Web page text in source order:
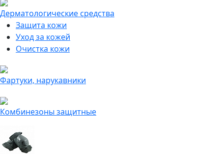
Дерматологические средства
Защита кожи
Уход за кожей
Очистка кожи
Фартуки, нарукавники
Комбинезоны защитные